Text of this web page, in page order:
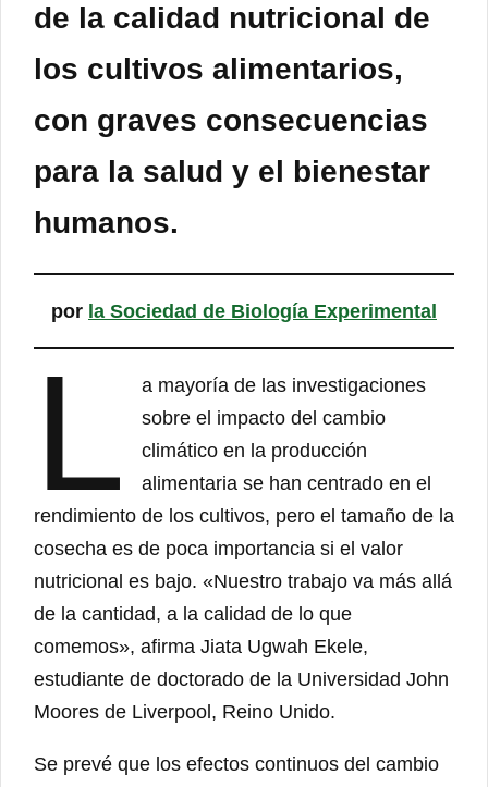
de la calidad nutricional de
los cultivos alimentarios,
con graves consecuencias
para la salud y el bienestar
humanos.
por la Sociedad de Biología Experimental
L
a mayoría de las investigaciones
sobre el impacto del cambio
climático en la producción
alimentaria se han centrado en el
rendimiento de los cultivos, pero el tamaño de la
cosecha es de poca importancia si el valor
nutricional es bajo. «Nuestro trabajo va más allá
de la cantidad, a la calidad de lo que
comemos», afirma Jiata Ugwah Ekele,
estudiante de doctorado de la Universidad John
Moores de Liverpool, Reino Unido.
Se prevé que los efectos continuos del cambio